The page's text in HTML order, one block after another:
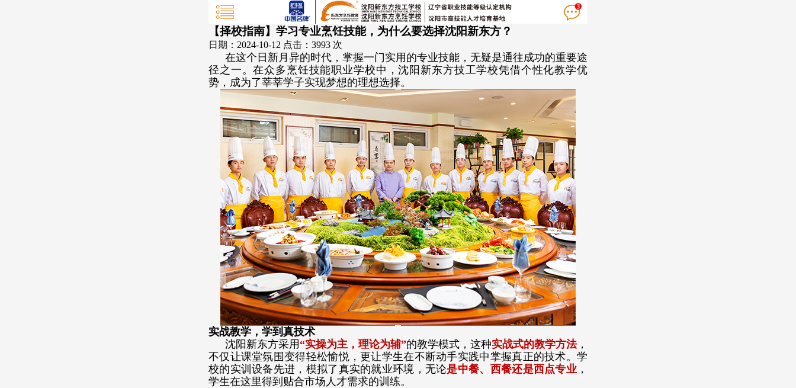
【择校指南】学习专业烹饪技能，为什么要选择沈阳新东方？
日期：2024-10-12 点击：3993 次
在这个日新月异的时代，掌握一门实用的专业技能，无疑是通往成功的重要途
径之一。在众多烹饪技能职业学校中，沈阳新东方技工学校凭借个性化教学优
势，成为了莘莘学子实现梦想的理想选择。
实战教学，学到真技术
沈阳新东方采用 “实操为主，理论为辅”的教学模式，这种实战式的教学方法，
不仅让课堂氛围变得轻松愉悦，更让学生在不断动手实践中掌握真正的技术。 学
校的实训设备先进，模拟了真实的就业环境，无论是中餐、西餐还是西点专业 ，
学生在这里得到贴合市场人才需求的训练。